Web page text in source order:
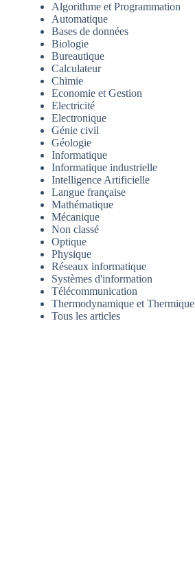
Algorithme et Programmation
Automatique
Bases de données
Biologie
Bureautique
Calculateur
Chimie
Economie et Gestion
Electricité
Electronique
Génie civil
Géologie
Informatique
Informatique industrielle
Intelligence Artificielle
Langue française
Mathématique
Mécanique
Non classé
Optique
Physique
Réseaux informatique
Systèmes d'information
Télécommunication
Thermodynamique et Thermique
Tous les articles